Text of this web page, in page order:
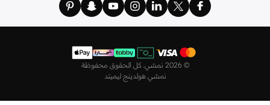
© 2026 نمشي. كل الحقوق محفوظة
نمشي هولدينج ليميتد